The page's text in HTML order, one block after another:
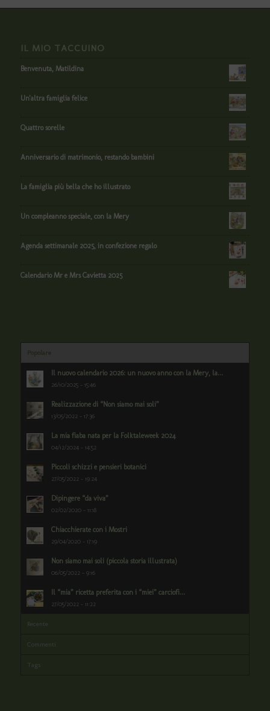
IL MIO TACCUINO
Benvenuta, Matildina
Un'altra famiglia felice
Quattro sorelle
Anniversario di matrimonio, restando bambini
La famiglia più bella che ho illustrato
Un compleanno speciale, con la Mery
Agenda settimanale 2025, in confezione regalo
Calendario Mr e Mrs Cavietta 2025
Popolare
Il nuovo calendario 2026: un nuovo anno con la Mery, la...
26/10/2025 - 15:46
Realizzazione di “Non siamo mai soli”
13/05/2022 - 17:36
La mia fiaba nata per la Folktaleweek 2024
04/12/2024 - 14:52
Piccoli schizzi e pensieri botanici
27/05/2022 - 19:24
Dipingere “da viva”
02/02/2020 - 11:18
Chiacchierate con i Mostri
29/04/2020 - 17:19
Non siamo mai soli (piccola storia illustrata)
06/05/2022 - 9:16
Il “mia” ricetta preferita con i “miei” carciofi...
27/05/2022 - 11:22
Recente
Commenti
Tags